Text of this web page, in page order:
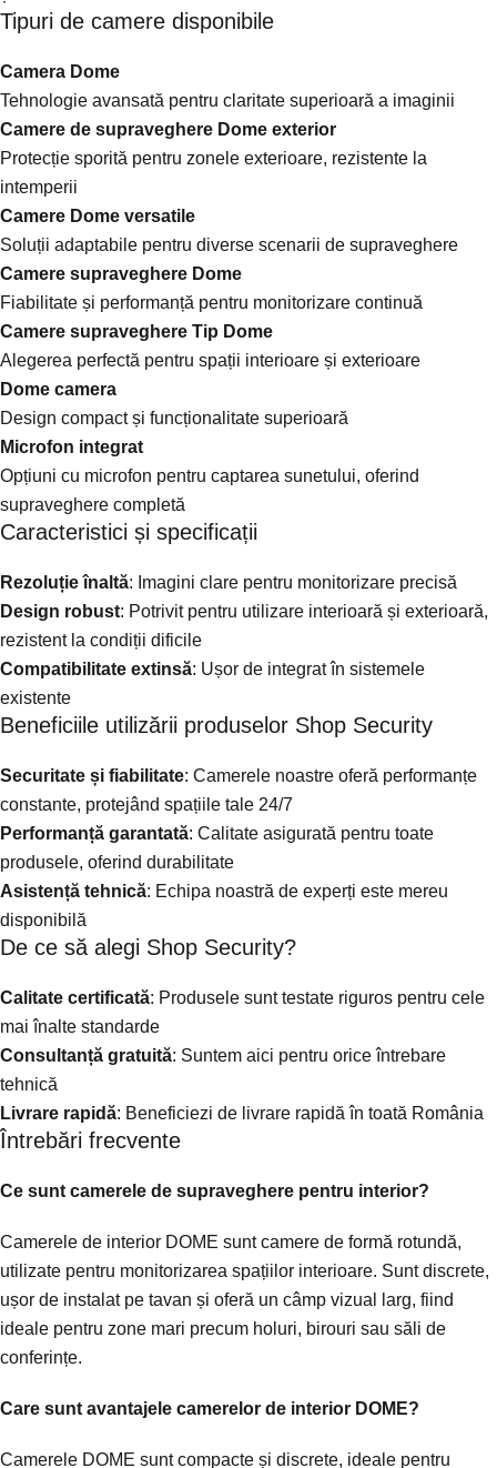
Tipuri de camere disponibile
Camera Dome
Tehnologie avansată pentru claritate superioară a imaginii
Camere de supraveghere Dome exterior
Protecție sporită pentru zonele exterioare, rezistente la
intemperii
Camere Dome versatile
Soluții adaptabile pentru diverse scenarii de supraveghere
Camere supraveghere Dome
Fiabilitate și performanță pentru monitorizare continuă
Camere supraveghere Tip Dome
Alegerea perfectă pentru spații interioare și exterioare
Dome camera
Design compact și funcționalitate superioară
Microfon integrat
Opțiuni cu microfon pentru captarea sunetului, oferind
supraveghere completă
Caracteristici și specificații
Rezoluție înaltă: Imagini clare pentru monitorizare precisă
Design robust: Potrivit pentru utilizare interioară și exterioară,
rezistent la condiții dificile
Compatibilitate extinsă: Ușor de integrat în sistemele
existente
Beneficiile utilizării produselor Shop Security
Securitate și fiabilitate: Camerele noastre oferă performanțe
constante, protejând spațiile tale 24/7
Performanță garantată: Calitate asigurată pentru toate
produsele, oferind durabilitate
Asistență tehnică: Echipa noastră de experți este mereu
disponibilă
De ce să alegi Shop Security?
Calitate certificată: Produsele sunt testate riguros pentru cele
mai înalte standarde
Consultanță gratuită: Suntem aici pentru orice întrebare
tehnică
Livrare rapidă: Beneficiezi de livrare rapidă în toată România
Întrebări frecvente
Ce sunt camerele de supraveghere pentru interior?
Camerele de interior DOME sunt camere de formă rotundă,
utilizate pentru monitorizarea spațiilor interioare. Sunt discrete,
ușor de instalat pe tavan și oferă un câmp vizual larg, fiind
ideale pentru zone mari precum holuri, birouri sau săli de
conferințe.
Care sunt avantajele camerelor de interior DOME?
Camerele DOME sunt compacte și discrete, ideale pentru